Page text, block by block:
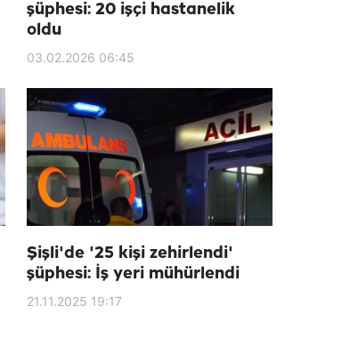
şüphesi: 20 işçi hastanelik
oldu
03.02.2026 06:45
Şişli'de '25 kişi zehirlendi'
şüphesi: İş yeri mühürlendi
21.11.2025 19:17